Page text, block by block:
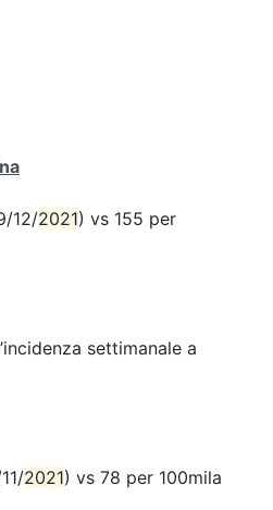
12/2021) vs 155 per
settimanale a
2021) vs 78 per 100mila